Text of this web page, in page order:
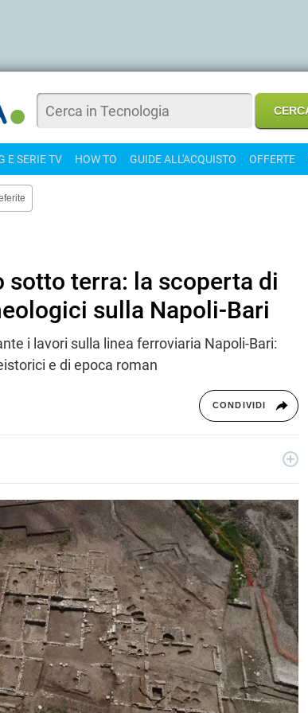
E SERIE TV HOW TO GUIDE ALL'ACQUISTO OFFERTE
sotto terra: la scoperta di
sulla Napoli-Bari
i lavori sulla linea ferroviaria Napoli-Bari:
e di epoca roman
CONDIVIDI